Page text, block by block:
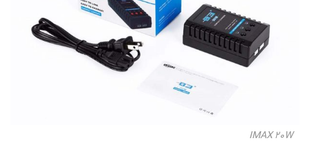
IMAX 20W